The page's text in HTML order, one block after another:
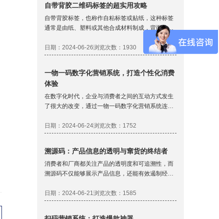
时需要注意的地方：
自带背胶二维码标签的超实用攻略
自带背胶标签，也称作自粘标签或贴纸，这种标签
通常是由纸、塑料或其他合成材料制成，背面涂有
粘性物质，可以轻易地粘贴在各种物体表面。是现
代生活中常见的一种便捷式标签产品。它们广泛应
用于商品价格标签、产品信息标签、文件管理以及
略：
日期：2024-06-26浏览次数：1930
一物一码数字化营销系统，打造个性化消费
体验
在数字化时代，企业与消费者之间的互动方式发生
了很大的改变，通过一物一码数字化营销系统连接
一个独一无二的识别码，不仅极大地增强了品牌的
市场竞争力，还提升了消费者的购物体验。本文将
改变。
日期：2024-06-24浏览次数：1752
溯源码：产品信息的透明与窜货的终结者
消费者和厂商都关注产品的透明度和可追溯性，而
溯源码不仅能够展示产品信息，还能有效遏制经销
强有力的工具。那么溯源码是怎么制作的呢？
日期：2024-06-21浏览次数：1585